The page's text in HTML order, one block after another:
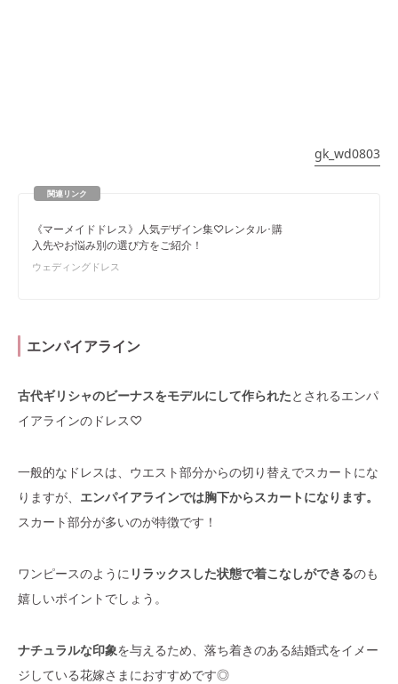
gk_wd0803
《マーメイドドレス》人気デザイン集♡レンタル･購
入先やお悩み別の選び方をご紹介！
ウェディングドレス
エンパイアライン
古代ギリシャのビーナスをモデルにして作られたとされるエンパ
イアラインのドレス♡
一般的なドレスは、ウエスト部分からの切り替えでスカートにな
りますが、 エンパイアラインでは胸下からスカートになります。
スカート部分が多いのが特徴です！
ワンピースのように リラックスした状態で着こなしができるのも
嬉しいポイントでしょう。
ナチュラルな印象を与えるため、落ち着きのある結婚式をイメー
ジしている花嫁さまにおすすめです◎